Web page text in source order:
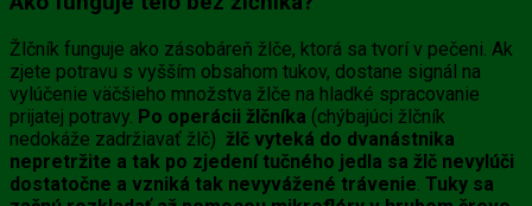
Žlčník funguje ako zásobáreň žlče, ktorá sa tvorí v pečeni. Ak
zjete potravu s vyšším obsahom tukov, dostane signál na
vylúčenie väčšieho množstva žlče na hladké spracovanie
prijatej potravy. Po operácii žlčníka (chýbajúci žlčník
nedokáže zadržiavať žlč) žlč vyteká do dvanástnika
nepretržite a tak po zjedení tučného jedla sa žlč nevylúči
dostatočne a vzniká tak nevyvážené trávenie Tuky sa